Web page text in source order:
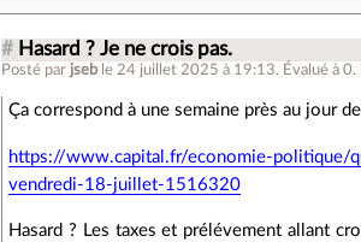
# Hasard ? Je ne crois pas.
Posté par jseb le 24 juillet 2025 à 19:13. Évalué à0.
Ça correspond à une semaine près au jour
https://www.capital.fr/economie-politique/
vendredi-18-juillet-1516320
Hasard ? Les taxes et prélévement allant